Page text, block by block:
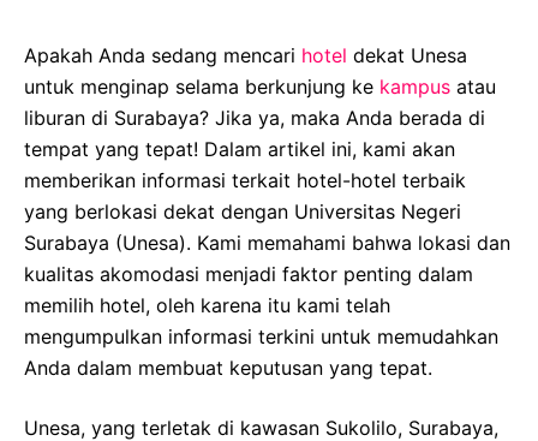
Apakah Anda sedang mencari hotel dekat Unesa
untuk menginap selama berkunjung ke kampus atau
liburan di Surabaya? Jika ya, maka Anda berada di
tempat yang tepat! Dalam artikel ini, kami akan
memberikan informasi terkait hotel-hotel terbaik
yang berlokasi dekat dengan Universitas Negeri
Surabaya (Unesa). Kami memahami bahwa lokasi dan
kualitas akomodasi menjadi faktor penting dalam
memilih hotel, oleh karena itu kami telah
mengumpulkan informasi terkini untuk memudahkan
Anda dalam membuat keputusan yang tepat.
Unesa, yang terletak di kawasan Sukolilo, Surabaya,